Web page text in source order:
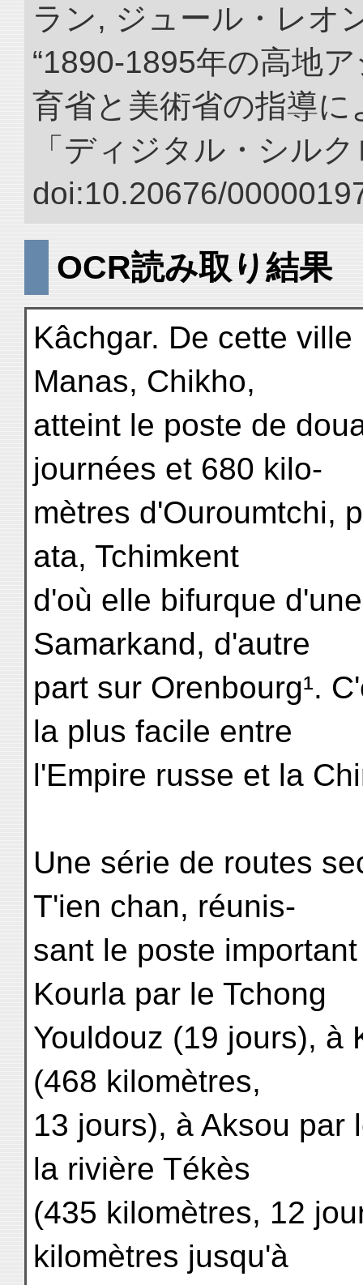
ラン, ジュール・レオ
“1890-1895年の高地
育省と美術省の指導に
「ディジタル・シル
doi:10.20676/
OCR読み取り結果
Kâchgar. De cette
Manas, Chikho,
atteint le poste de
journées et 680 kilo-
mètres d'Ouroumtchi,
ata, Tchimkent
d'où elle bifurque
Samarkand, d'autre
part sur Orenbourg¹.
la plus facile entre
l'Empire russe et la
Une série de routes
T'ien chan, réunis-
sant le poste
Kourla par le Tchong
Youldouz (19 jours), à
(468 kilomètres,
13 jours), à Aksou par
la rivière Tékès
(435 kilomètres, 12
kilomètres jusqu'à